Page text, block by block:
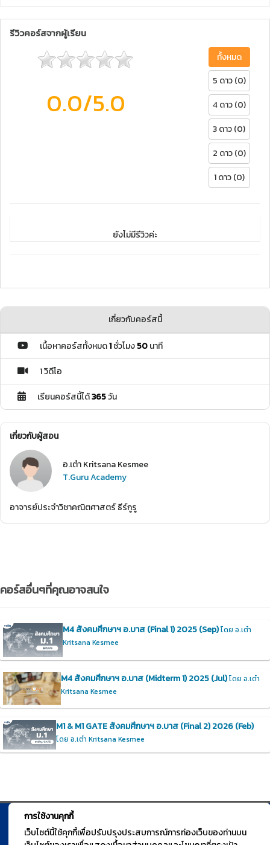
รีวิวคอร์สจากผู้เรียน
0.0/5.0
ทั้งหมด
5 ดาว (0)
4 ดาว (0)
3 ดาว (0)
2 ดาว (0)
1 ดาว (0)
ยังไม่มีรีวิวค่ะ
เกี่ยวกับคอร์สนี้
เนื้อหาคอร์สทั้งหมด1ชั่วโมง50นาที
1 วิดีโอ
เรียนคอร์สนี้ได้365วัน
เกี่ยวกับผู้สอน
อ.เต๋า Kritsana Kesmee
T.Guru Academy
อาจารย์ประจำวิชาคณิตศาสตร์ ธีร์กูรู
คอร์สอื่นๆที่คุณอาจสนใจ
M4 สังคมศึกษาฯ อ.บาส (Final 1) 2025 (Sep)โดย อ.เต๋า
Kritsana Kesmee
M4 สังคมศึกษาฯ อ.บาส (Midterm 1) 2025 (Jul)โดย อ.เต๋า
Kritsana Kesmee
M1 & M1 GATE สังคมศึกษาฯ อ.บาส (Final 2) 2026 (Feb)
โดย อ.เต๋า Kritsana Kesmee
การใช้งานคุกกี้
เว็บไซต์นี้ใช้คุกกี้เพื่อปรับปรุงประสบการณ์การท่องเว็บของท่านบน
© TGURU.online 2026 All right reserved. v1.0 Powered by Course